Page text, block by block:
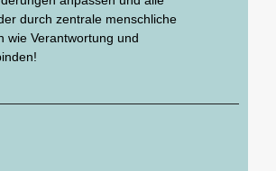
durch zentrale menschliche
wie Verantwortung und